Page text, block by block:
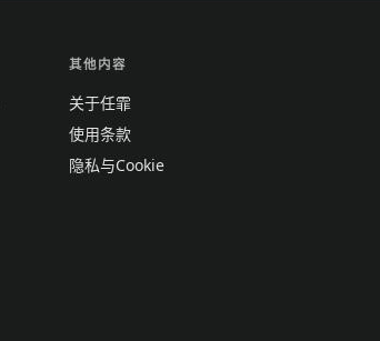
其他内容
关于任霏
使用条款
隐私与Cookie